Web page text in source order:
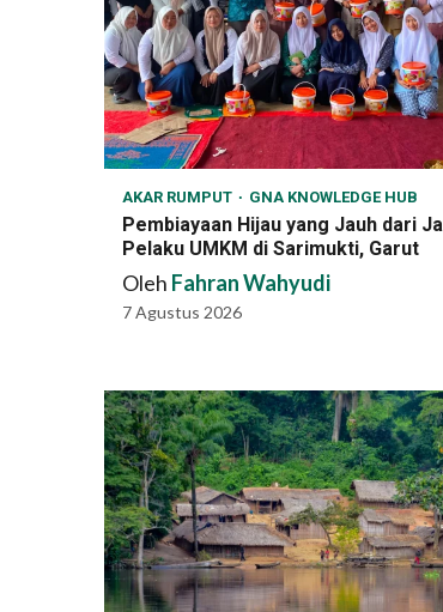
AKAR RUMPUT GNA KNOWLEDGE HUB
Pembiayaan Hijau yang Jauh dari
Pelaku UMKM di Sarimukti, Garut
Oleh Fahran Wahyudi
7 Agustus 2026